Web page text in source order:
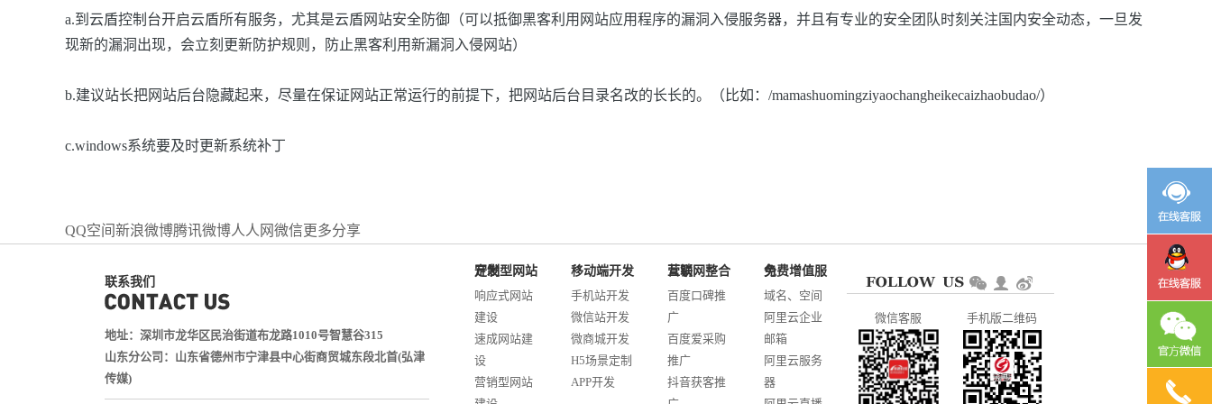
a.到云盾控制台开启云盾所有服务，尤其是云盾网站安全防御（可以抵御黑客利用网站应用程序的漏洞入侵服务器，并且有专业的安全团队时刻关注国内安全动态，一旦发
现新的漏洞出现，会立刻更新防护规则，防止黑客利用新漏洞入侵网站）
b.建议站长把网站后台隐藏起来，尽量在保证网站正常运行的前提下，把网站后台目录名改的长长的。（比如：/mamashuomingziyaochangheikecaizhaobudao/）
c.windows系统要及时更新系统补丁
QQ空间 新浪微博腾讯微博人人网微信更多分享
联系我们
地址：深圳市龙华区民治街道布龙路1010号智慧谷315
山东分公司：山东省德州市宁津县中心街商贸城东段北首(弘津
传媒)
定制型网站开发
响应式网站
建设
速成网站建
设
营销型网站
移动端开发
手机站开发
微信站开发
微商城开发
H5场景定制
APP开发
互联网整合营销
百度口碑推
广
百度爱采购
推广
抖音获客推
免费增值服务
域名、空间
阿里云企业
邮箱
阿里云服务
器
微信客服 手机版二维码